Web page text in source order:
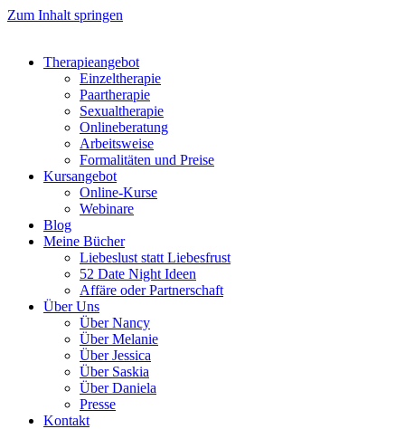
Zum Inhalt springen
Therapieangebot
Einzeltherapie
Paartherapie
Sexualtherapie
Onlineberatung
Arbeitsweise
Formalitäten und Preise
Kursangebot
Online-Kurse
Webinare
Blog
Meine Bücher
Liebeslust statt Liebesfrust
52 Date Night Ideen
Affäre oder Partnerschaft
Über Uns
Über Nancy
Über Melanie
Über Jessica
Über Saskia
Über Daniela
Presse
Kontakt